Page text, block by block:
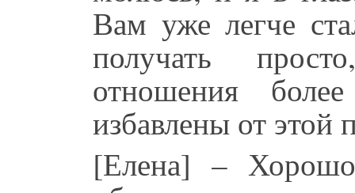
Вам уже легче
получать
отношения
избавлены от этой
[Елена] –